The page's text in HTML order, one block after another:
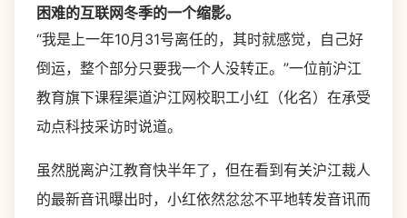
困难的互联网冬季的一个缩影。
“我是上一年10月31号离任的，其时就感觉，自己好
倒运，整个部分只要我一个人没转正。”一位前沪江
教育旗下课程渠道沪江网校职工小红（化名）在承受
动点科技采访时说道。
虽然脱离沪江教育快半年了，但在看到有关沪江裁人
的最新音讯曝出时，小红依然忿忿不平地转发音讯而